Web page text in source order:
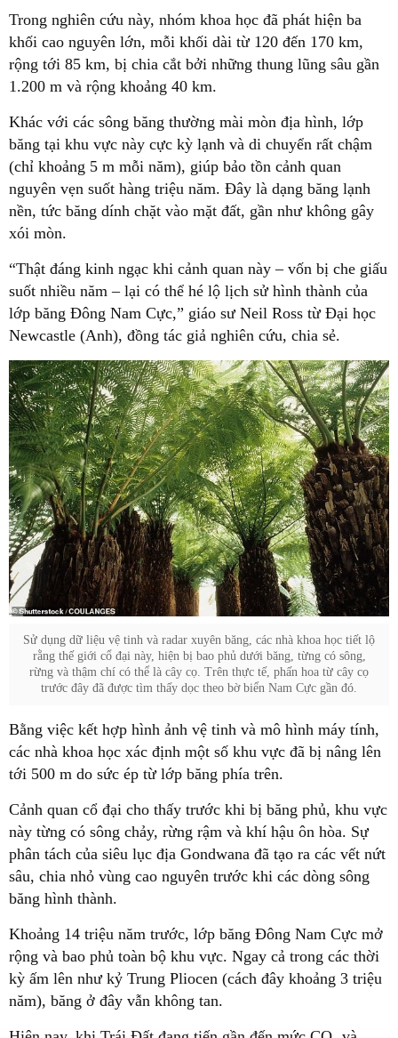
Trong nghiên cứu này, nhóm khoa học đã phát hiện ba
khối cao nguyên lớn, mỗi khối dài từ 120 đến 170 km,
rộng tới 85 km, bị chia cắt bởi những thung lũng sâu gần
1.200 m và rộng khoảng 40 km.
Khác với các sông băng thường mài mòn địa hình, lớp
băng tại khu vực này cực kỳ lạnh và di chuyển rất chậm
(chỉ khoảng 5 m mỗi năm), giúp bảo tồn cảnh quan
nguyên vẹn suốt hàng triệu năm. Đây là dạng băng lạnh
nền, tức băng dính chặt vào mặt đất, gần như không gây
xói mòn.
“Thật đáng kinh ngạc khi cảnh quan này – vốn bị che giấu
suốt nhiều năm – lại có thể hé lộ lịch sử hình thành của
lớp băng Đông Nam Cực,” giáo sư Neil Ross từ Đại học
Newcastle (Anh), đồng tác giả nghiên cứu, chia sẻ.
Sử dụng dữ liệu vệ tinh và radar xuyên băng, các nhà khoa học tiết lộ
rằng thế giới cổ đại này, hiện bị bao phủ dưới băng, từng có sông,
rừng và thậm chí có thể là cây cọ. Trên thực tế, phấn hoa từ cây cọ
trước đây đã được tìm thấy dọc theo bờ biển Nam Cực gần đó.
Bằng việc kết hợp hình ảnh vệ tinh và mô hình máy tính,
các nhà khoa học xác định một số khu vực đã bị nâng lên
tới 500 m do sức ép từ lớp băng phía trên.
Cảnh quan cổ đại cho thấy trước khi bị băng phủ, khu vực
này từng có sông chảy, rừng rậm và khí hậu ôn hòa. Sự
phân tách của siêu lục địa Gondwana đã tạo ra các vết nứt
sâu, chia nhỏ vùng cao nguyên trước khi các dòng sông
băng hình thành.
Khoảng 14 triệu năm trước, lớp băng Đông Nam Cực mở
rộng và bao phủ toàn bộ khu vực. Ngay cả trong các thời
kỳ ấm lên như kỷ Trung Pliocen (cách đây khoảng 3 triệu
năm), băng ở đây vẫn không tan.